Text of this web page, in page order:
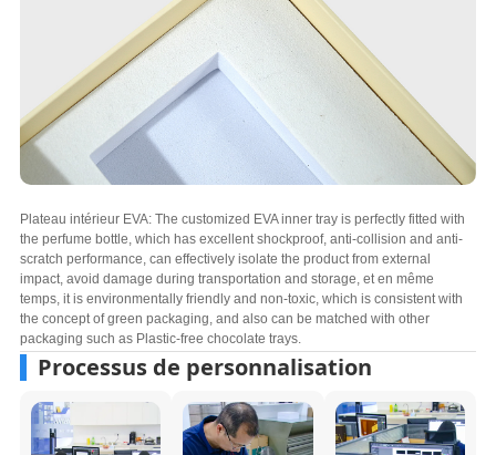
Plateau intérieur EVA: The customized EVA inner tray is perfectly fitted with
the perfume bottle, which has excellent shockproof, anti-collision and anti-
scratch performance, can effectively isolate the product from external
impact, avoid damage during transportation and storage, et en même
temps, it is environmentally friendly and non-toxic, which is consistent with
the concept of green packaging, and also can be matched with other
packaging such as Plastic-free chocolate trays.
Processus de personnalisation